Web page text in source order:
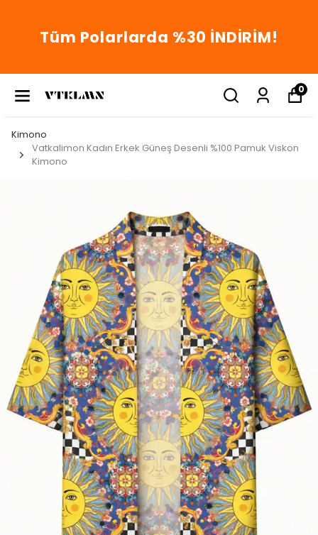
Tüm Polarlarda %30 İNDİRİM!
0
Kimono
Vatkalimon Kadın Erkek Güneş Desenli %100 Pamuk Viskon
Kimono